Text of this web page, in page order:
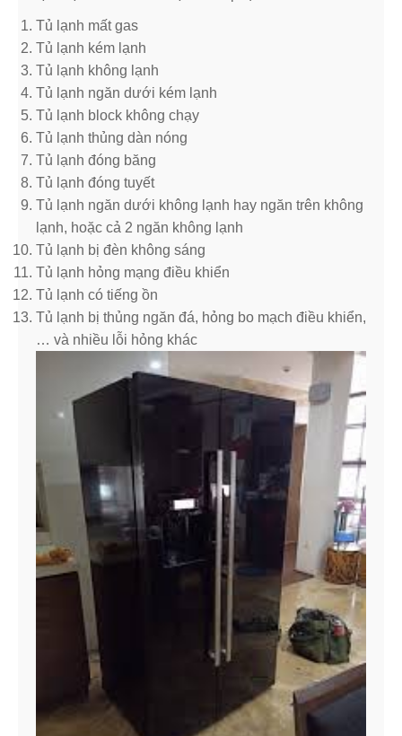
Tủ lạnh mất gas
Tủ lạnh kém lạnh
Tủ lạnh không lạnh
Tủ lạnh ngăn dưới kém lạnh
Tủ lạnh block không chạy
Tủ lạnh thủng dàn nóng
Tủ lạnh đóng băng
Tủ lạnh đóng tuyết
Tủ lạnh ngăn dưới không lạnh hay ngăn trên không
lạnh, hoặc cả 2 ngăn không lạnh
Tủ lạnh bị đèn không sáng
Tủ lạnh hỏng mạng điều khiển
Tủ lạnh có tiếng ồn
Tủ lạnh bị thủng ngăn đá, hỏng bo mạch điều khiển,
… và nhiều lỗi hỏng khác